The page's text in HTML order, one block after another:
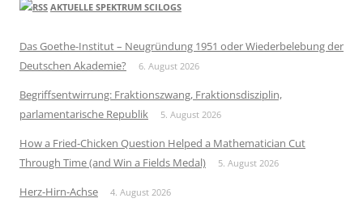
AKTUELLE SPEKTRUM SCILOGS
Das Goethe-Institut – Neugründung 1951 oder Wiederbelebung der
Deutschen Akademie?
6. August 2026
Begriffsentwirrung: Fraktionszwang, Fraktionsdisziplin,
parlamentarische Republik
5. August 2026
How a Fried-Chicken Question Helped a Mathematician Cut
Through Time (and Win a Fields Medal)
5. August 2026
Herz-Hirn-Achse 4. August 2026